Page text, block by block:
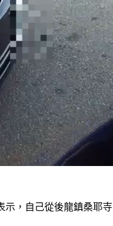
，自己從後龍鎮桑耶